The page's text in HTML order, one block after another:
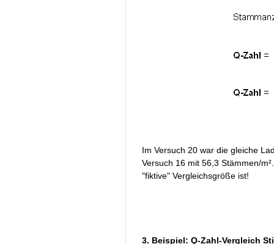
Im Versuch 20 war die gleiche
Versuch 16 mit 56,3 Stämmen/
"fiktive" Vergleichsgröße ist!
3. Beispiel: Q-Zahl-Vergleich